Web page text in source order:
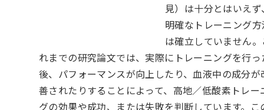
見）は十分とはいえず
明確なトレーニング
は確立していません
れまでの研究論文では、実際にトレーニングを行っ
後、パフォーマンスが向上したり、血液中の成分が
善されたりすることによって、高地／低酸素トレー
グの効果や成功、または失敗を判断しています。こ